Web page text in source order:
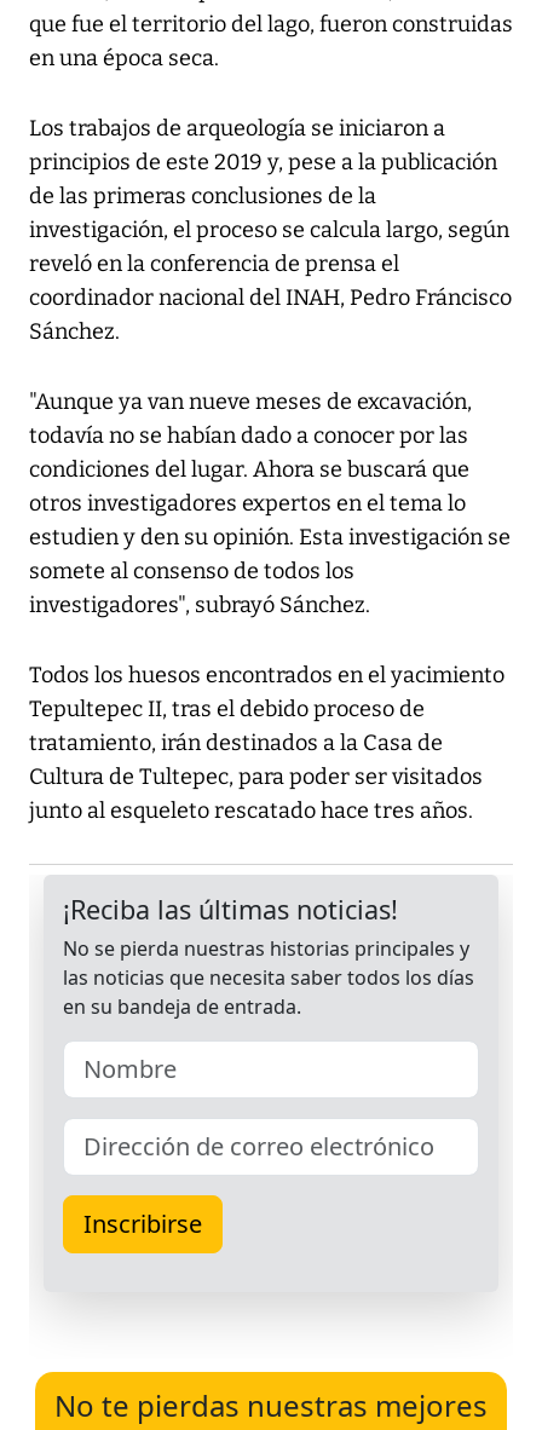
que fue el territorio del lago, fueron construidas
en una época seca.
Los trabajos de arqueología se iniciaron a
principios de este 2019 y, pese a la publicación
de las primeras conclusiones de la
investigación, el proceso se calcula largo, según
reveló en la conferencia de prensa el
coordinador nacional del INAH, Pedro Fráncisco
Sánchez.
"Aunque ya van nueve meses de excavación,
todavía no se habían dado a conocer por las
condiciones del lugar. Ahora se buscará que
otros investigadores expertos en el tema lo
estudien y den su opinión. Esta investigación se
somete al consenso de todos los
investigadores", subrayó Sánchez.
Todos los huesos encontrados en el yacimiento
Tepultepec II, tras el debido proceso de
tratamiento, irán destinados a la Casa de
Cultura de Tultepec, para poder ser visitados
junto al esqueleto rescatado hace tres años.
No te pierdas nuestras mejores